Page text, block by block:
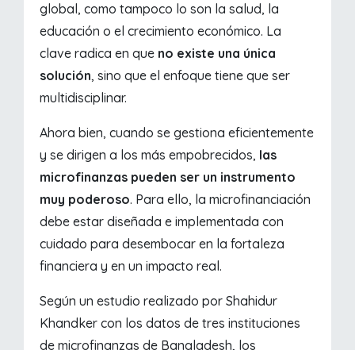
global, como tampoco lo son la salud, la
educación o el crecimiento económico. La
clave radica en que no existe una única
solución, sino que el enfoque tiene que ser
multidisciplinar.
Ahora bien, cuando se gestiona eficientemente
y se dirigen a los más empobrecidos, las
microfinanzas pueden ser un instrumento
muy poderoso. Para ello, la microfinanciación
debe estar diseñada e implementada con
cuidado para desembocar en la fortaleza
financiera y en un impacto real.
Según un estudio realizado por Shahidur
Khandker con los datos de tres instituciones
de microfinanzas de Bangladesh, los